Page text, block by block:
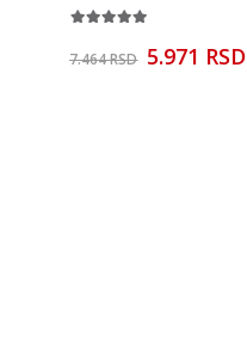
7.464 RSD 5.971 RSD